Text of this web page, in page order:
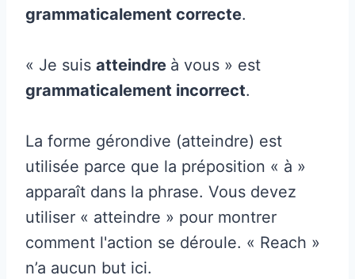
grammaticalement correcte.
« Je suis atteindre à vous » est
grammaticalement incorrect.
La forme gérondive (atteindre) est
utilisée parce que la préposition « à »
apparaît dans la phrase. Vous devez
utiliser « atteindre » pour montrer
comment l'action se déroule. « Reach »
n’a aucun but ici.